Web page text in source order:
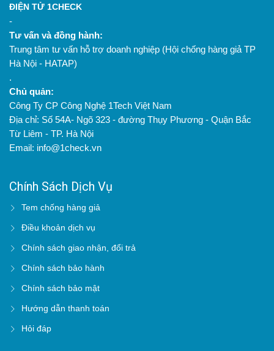
ĐIỆN TỬ 1CHECK
-
Tư vấn và đồng hành:
Trung tâm tư vấn hỗ trợ doanh nghiệp (Hội chống hàng giả TP
Hà Nội - HATAP)
.
Chủ quản:
Công Ty CP Công Nghệ 1Tech Việt Nam
Địa chỉ: Số 54A- Ngõ 323 - đường Thụy Phương - Quận Bắc
Từ Liêm - TP. Hà Nội
Email: info@1check.vn
Chính Sách Dịch Vụ
Tem chống hàng giả
Điều khoản dịch vụ
Chính sách giao nhận, đổi trả
Chính sách bảo hành
Chính sách bảo mật
Hướng dẫn thanh toán
Hỏi đáp